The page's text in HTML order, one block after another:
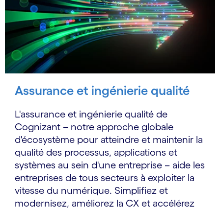
Assurance et ingénierie qualité
L'assurance et ingénierie qualité de
Cognizant – notre approche globale
d'écosystème pour atteindre et maintenir la
qualité des processus, applications et
systèmes au sein d'une entreprise – aide les
entreprises de tous secteurs à exploiter la
vitesse du numérique. Simplifiez et
modernisez, améliorez la CX et accélérez